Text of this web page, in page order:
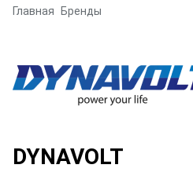
Главная Бренды
DYNAVOLT